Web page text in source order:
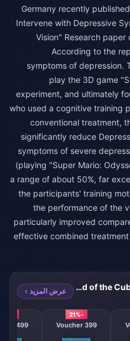
Germany recently
Intervene with Depressive
Vision" Research
According to the
symptoms of depression.
play the 3D game
experiment, and ultimately
who used a cognitive training
conventional treatment,
significantly reduce
symptoms of severe
(playing "Super Mario:
a range of about 50%, far
the participants' training
the performance of the
particularly improved
effective combined
Lord of the Cube: Heroes RPG Voucher عرض المزيد ›
-21%
399 Voucher
499 Voucher